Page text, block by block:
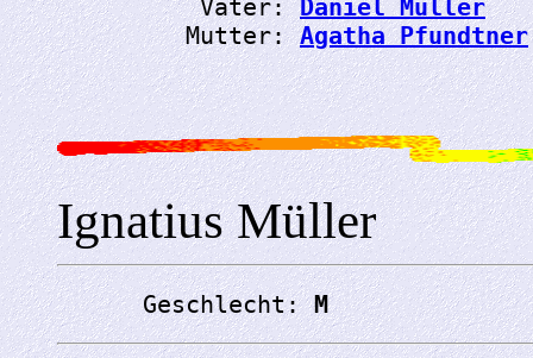
          Vater:
Daniel Müller
         Mutter:
Agatha Pfundtner
Ignatius Müller
      Geschlecht:
M